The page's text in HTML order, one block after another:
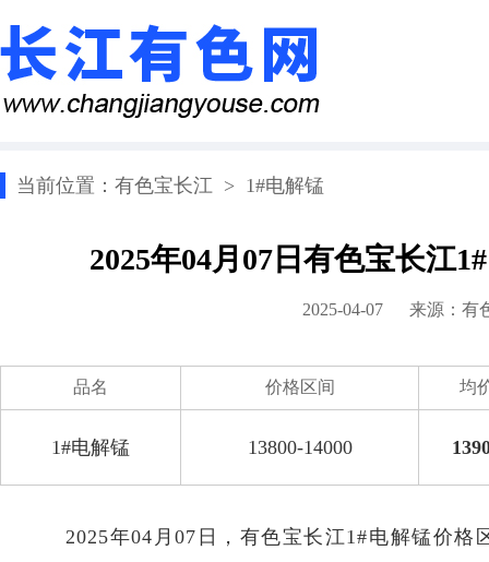
当前位置： 有色宝长江 > 1#电解锰
2025年04月07日有色宝长江
2025-04-07 来源： 有
品名 价格区间 均
1#电解锰 13800-14000
2025年04月07日，有色宝长江1#电解锰价格